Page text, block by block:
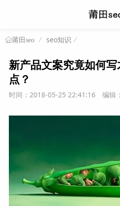
莆田seo seo知识
新产品文案究竟如何
点？
时间：2018-05-25 22:41:16 编辑